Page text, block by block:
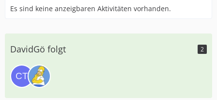
Es sind keine anzeigbaren Aktivitäten vorhanden.
DavidGö folgt 2